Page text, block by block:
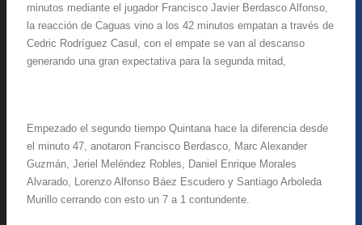
minutos mediante el jugador Francisco Javier Berdasco Alfonso,
la reacción de Caguas vino a los 42 minutos empatan a través de
Cedric Rodríguez Casul, con el empate se van al descanso
generando una gran expectativa para la segunda mitad,
Empezado el segundo tiempo Quintana hace la diferencia desde
el minuto 47, anotaron Francisco Berdasco, Marc Alexander
Guzmán, Jeriel Meléndez Robles, Daniel Enrique Morales
Alvarado, Lorenzo Alfonso Báez Escudero y Santiago Arboleda
Murillo cerrando con esto un 7 a 1 contundente.